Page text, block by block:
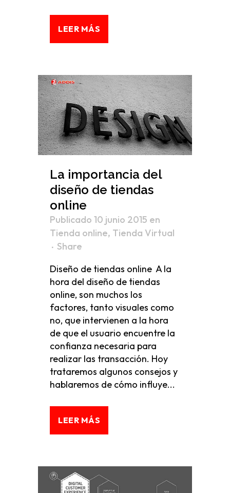
LEER MÁS
La importancia del
diseño de tiendas
online
Publicado 10 junio 2015 en
Tienda online, Tienda Virtual
Share
Diseño de tiendas online A la
hora del diseño de tiendas
online, son muchos los
factores, tanto visuales como
no, que intervienen a la hora
de que el usuario encuentre la
confianza necesaria para
realizar las transacción. Hoy
trataremos algunos consejos y
hablaremos de cómo influye...
LEER MÁS